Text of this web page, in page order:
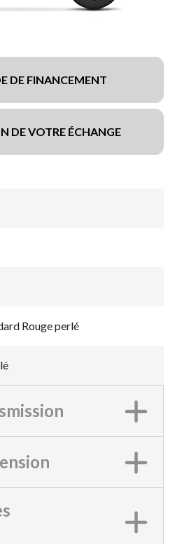
DE FINANCEMENT
DE VOTRE ÉCHANGE
Rouge perlé